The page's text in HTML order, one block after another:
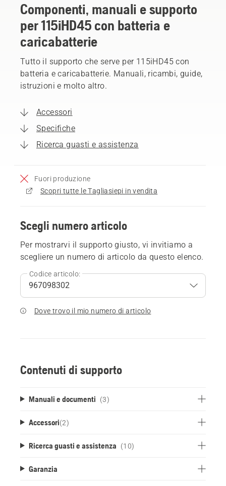
Componenti, manuali e supporto
per 115iHD45 con batteria e
caricabatterie
Tutto il supporto che serve per 115iHD45 con
batteria e caricabatterie. Manuali, ricambi, guide,
istruzioni e molto altro.
Accessori
Specifiche
Ricerca guasti e assistenza
Fuori produzione
Scopri tutte le Tagliasiepi in vendita
Scegli numero articolo
Per mostrarvi il supporto giusto, vi invitiamo a
scegliere un numero di articolo da questo elenco.
Codice articolo:
Dove trovo il mio numero di articolo
Contenuti di supporto
Manuali e documenti (3)
Accessori(2)
Ricerca guasti e assistenza (10)
Garanzia